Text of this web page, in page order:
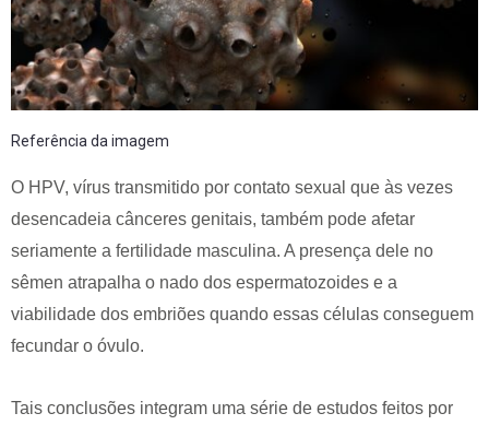
Referência da imagem
O HPV, vírus transmitido por contato sexual que às vezes
desencadeia cânceres genitais, também pode afetar
seriamente a fertilidade masculina. A presença dele no
sêmen atrapalha o nado dos espermatozoides e a
viabilidade dos embriões quando essas células conseguem
fecundar o óvulo.
Tais conclusões integram uma série de estudos feitos por